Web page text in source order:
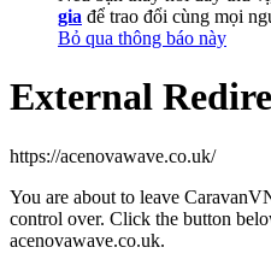
gia để trao đổi cùng mọi
Bỏ qua thông báo này
External
https://acenovawave.co.uk/
You are about to leave
control over. Click the button
acenovawave.co.uk.